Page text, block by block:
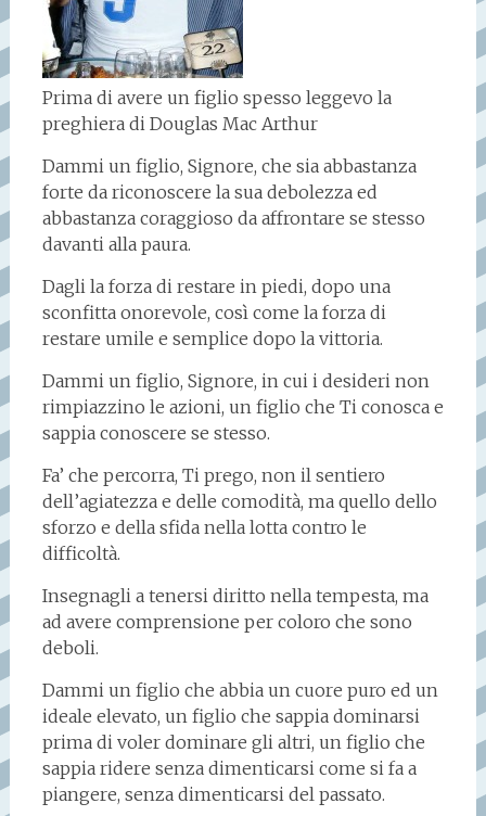
Prima di avere un figlio spesso leggevo la
preghiera di Douglas Mac Arthur
Dammi un figlio, Signore, che sia abbastanza
forte da riconoscere la sua debolezza ed
abbastanza coraggioso da affrontare se stesso
davanti alla paura.
Dagli la forza di restare in piedi, dopo una
sconfitta onorevole, così come la forza di
restare umile e semplice dopo la vittoria.
Dammi un figlio, Signore, in cui i desideri non
rimpiazzino le azioni, un figlio che Ti conosca e
sappia conoscere se stesso.
Fa’ che percorra, Ti prego, non il sentiero
dell’agiatezza e delle comodità, ma quello dello
sforzo e della sfida nella lotta contro le
difficoltà.
Insegnagli a tenersi diritto nella tempesta, ma
ad avere comprensione per coloro che sono
deboli.
Dammi un figlio che abbia un cuore puro ed un
ideale elevato, un figlio che sappia dominarsi
prima di voler dominare gli altri, un figlio che
sappia ridere senza dimenticarsi come si fa a
piangere, senza dimenticarsi del passato.